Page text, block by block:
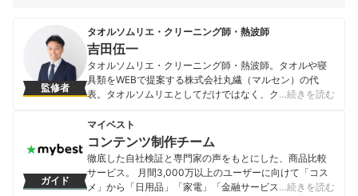
監修者
タオルソムリエ・クリーニング師・熱波師
吉田伍一
タオルソムリエ・クリーニング師・熱波師。タオルや寝
具類をWEBで提案する株式会社丸繊（マルセン）の代
表。タオルソムリエとしてだけではなく、クリーニング
いる。全国のホテル・温泉・サロンのオープンにあたり
アイテム選定に数多く携わる。 限られたコストの中での
ベストな提案は多くのお客様の評価を得ている。ラジオ
やWEBメディアに出演・執筆し、良いタオルの情報を発
信中。温泉・サウナ好きで自らもロウリュウ・アウフグ
…続きを読む
ガイド
マイベスト
コンテンツ制作チーム
徹底した自社検証と専門家の声をもとにした、商品比較
サービス。 月間3,000万以上のユーザーに向けて「コス
メ」から「日用品」「家電」「金融サービス」まで、ベ
…続きを読む